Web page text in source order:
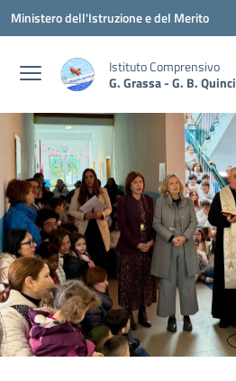
Vai ai contenuti
Vai al menu di navigazione
Vai al footer
Ministero dell'Istruzione e del Merito
Istituto Comprensivo
G. Grassa - G. B. Quinci